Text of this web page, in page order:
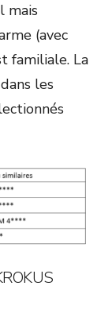
mais
(avec
familiale. La
les